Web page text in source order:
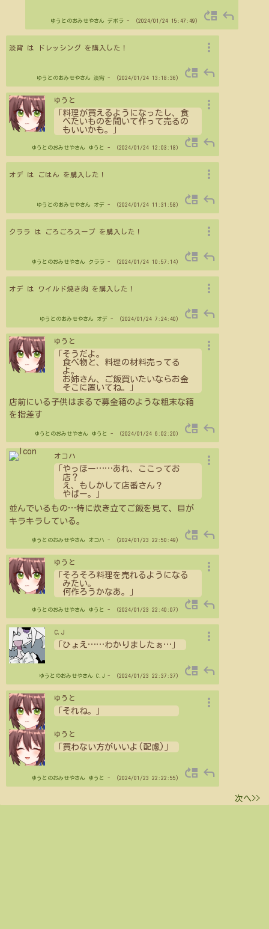
ゆうとのおみせやさん デボラ- （2024/01/24 15:47:49） move_up reply
淡宵 は ドレッシング を購入した！ more_vert
ゆうとのおみせやさん 淡宵 - （2024/01/24 13:18:36） move_up reply
ゆうと
「料理が買えるようになったし、食
べたいものを聞いて作って売るの
もいいかも。」
more_vert
ゆうとのおみせやさん ゆうと - （2024/01/24 12:03:18） move_up reply
オデ は ごはん を購入した！ more_vert
ゆうとのおみせやさん オデ - （2024/01/24 11:31:58） move_up reply
クララ は ごろごろスープ を購入した！ more_vert
ゆうとのおみせやさん クララ - （2024/01/24 10:57:14） move_up reply
オデ は ワイルド焼き肉 を購入した！ more_vert
ゆうとのおみせやさん オデ - （2024/01/24 7:24:40） move_up reply
ゆうと
「そうだよ。
食べ物と、料理の材料売ってる
よ。
お姉さん、ご飯買いたいならお金
そこに置いてね。」
店前にいる子供はまるで募金箱のような粗末な箱
を指差す
more_vert
ゆうとのおみせやさん ゆうと - （2024/01/24 6:02:20） move_up reply
オコハ
「やっほー……あれ、ここってお
店？
え、もしかして店番さん？
やばー。」
並んでいるもの…特に炊き立てご飯を見て、目が
キラキラしている。
more_vert
ゆうとのおみせやさん オコハ - （2024/01/23 22:50:49） move_up reply
ゆうと
「そろそろ料理を売れるようになる
みたい。
何作ろうかなあ。」
more_vert
ゆうとのおみせやさん ゆうと - （2024/01/23 22:40:07） move_up reply
C.J
「ひょえ ……わかりましたぁ … more_vert
ゆうとのおみせやさん C.J - （2024/01/23 22:37:37） move_up reply
ゆうと
「それね。」
ゆうと
「買わない方がいいよ(配慮)」
more_vert
ゆうとのおみせやさん ゆうと - （2024/01/23 22:22:55） move_up reply
次へ>>